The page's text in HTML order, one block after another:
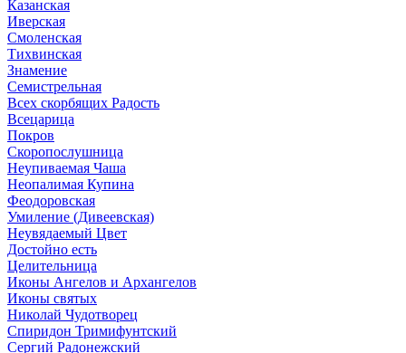
Казанская
Иверская
Смоленская
Тихвинская
Знамение
Семистрельная
Всех скорбящих Радость
Всецарица
Покров
Скоропослушница
Неупиваемая Чаша
Неопалимая Купина
Феодоровская
Умиление (Дивеевская)
Неувядаемый Цвет
Достойно есть
Целительница
Иконы Ангелов и Архангелов
Иконы святых
Николай Чудотворец
Спиридон Тримифунтский
Сергий Радонежский